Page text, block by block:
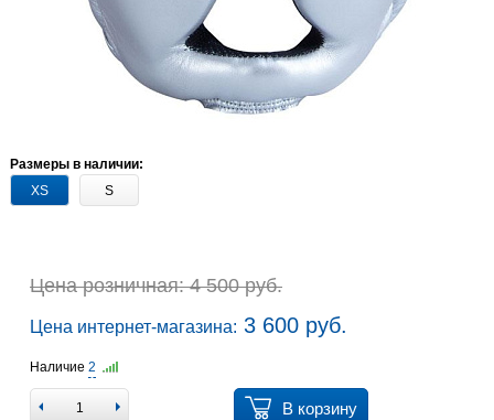
Размеры в наличии:
XS
S
Цена розничная: 4 500 руб.
Цена интернет-магазина: 3 600 руб.
Наличие 2
В корзину